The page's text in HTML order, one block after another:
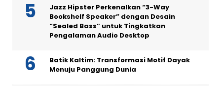
Jazz Hipster Perkenalkan “3-Way
Bookshelf Speaker” dengan Desain
“Sealed Bass” untuk Tingkatkan
Pengalaman Audio Desktop
Batik Kaltim: Transformasi Motif Dayak
Menuju Panggung Dunia